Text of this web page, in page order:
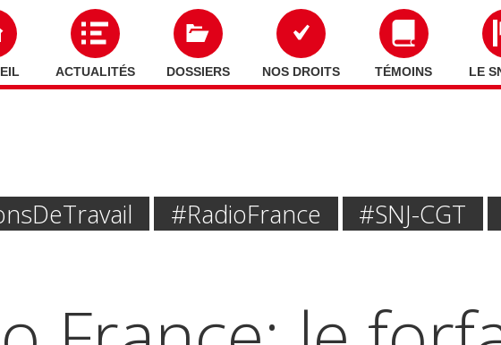
ACTUALITÉS DOSSIERS NOS DROITS TÉMOINS LE
De Travail #Radio France #SNJ-CGT